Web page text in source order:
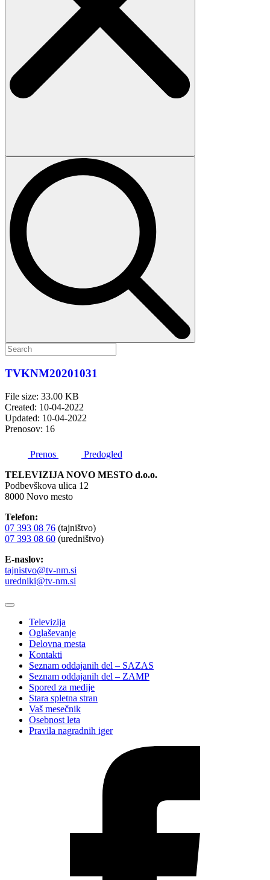
TVKNM20201031
File size: 33.00 KB
Created: 10-04-2022
Updated: 10-04-2022
Prenosov: 16
Prenos
Predogled
TELEVIZIJA NOVO MESTO d.o.o.
Podbevškova ulica 12
8000 Novo mesto
Telefon:
07 393 08 76 (tajništvo)
07 393 08 60 (uredništvo)
E-naslov:
tajnistvo@tv-nm.si
uredniki@tv-nm.si
Televizija
Oglaševanje
Delovna mesta
Kontakti
Seznam oddajanih del – SAZAS
Seznam oddajanih del – ZAMP
Spored za medije
Stara spletna stran
Vaš mesečnik
Osebnost leta
Pravila nagradnih iger